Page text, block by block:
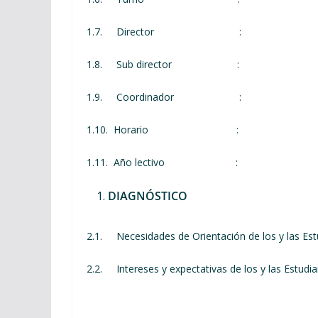
1.7. Director :
1.8. Sub director :
1.9. Coordinador :
1.10. Horario :
1.11. Año lectivo :
DIAGNÓSTICO
2.1. Necesidades de Orientación de los y las
2.2. Intereses y expectativas de los y las